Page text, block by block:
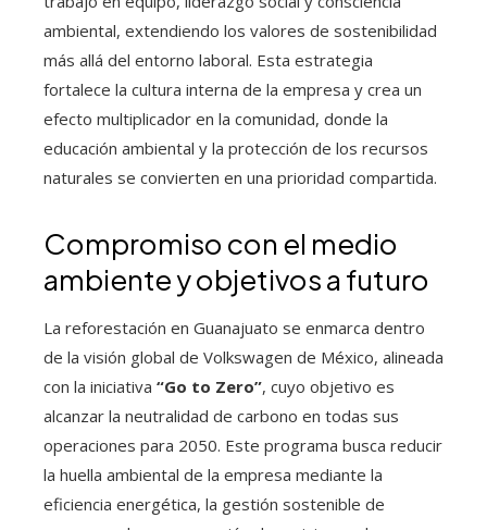
ambiental, extendiendo los valores de sostenibilidad
más allá del entorno laboral. Esta estrategia
fortalece la cultura interna de la empresa y crea un
efecto multiplicador en la comunidad, donde la
educación ambiental y la protección de los recursos
naturales se convierten en una prioridad compartida.
Compromiso con el medio
ambiente y objetivos a futuro
La reforestación en Guanajuato se enmarca dentro
de la visión global de Volkswagen de México, alineada
con la iniciativa “Go to Zero”, cuyo objetivo es
alcanzar la neutralidad de carbono en todas sus
operaciones para 2050. Este programa busca reducir
la huella ambiental de la empresa mediante la
eficiencia energética, la gestión sostenible de